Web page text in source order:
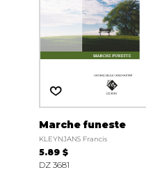
Marche funeste
KLEYNJANS Francis
5.89 $
DZ 3681